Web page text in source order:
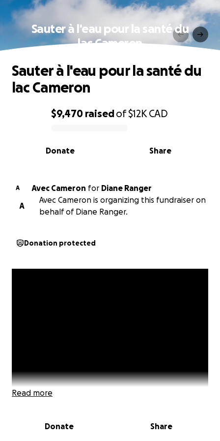
Sauter à l'eau pour la santé du
lac Cameron
0% complete
$9,470 raisedof$12K CAD
Share
Donate
Sauter à l'eau pour la santé du
lac Cameron
A Avec Cameron for Diane Ranger
A
Avec Cameron is organizing this fundraiser on
behalf of Diane Ranger.
Donation protected
Read more
Donate Share